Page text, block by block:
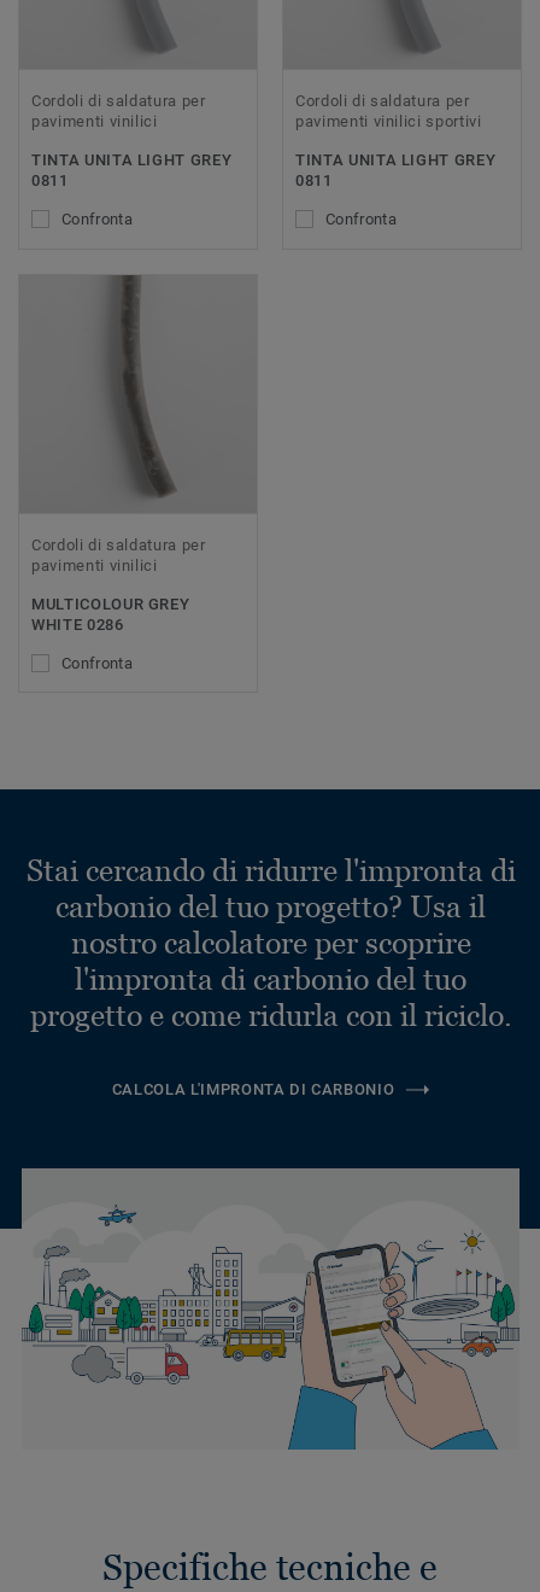
Cordoli di saldatura per
pavimenti vinilici
TINTA UNITA LIGHT GREY
0811
Confronta
Cordoli di saldatura per
pavimenti vinilici sportivi
TINTA UNITA LIGHT GREY
0811
Confronta
Cordoli di saldatura per
pavimenti vinilici
MULTICOLOUR GREY
WHITE 0286
Confronta
Stai cercando di ridurre l'impronta di
carbonio del tuo progetto? Usa il
nostro calcolatore per scoprire
l'impronta di carbonio del tuo
progetto e come ridurla con il riciclo.
CALCOLA L'IMPRONTA DI CARBONIO
Specifiche tecniche e